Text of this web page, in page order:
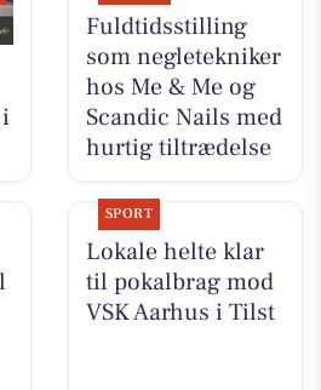
Fuldtidsstilling
som negletekniker
hos Me & Me og
Scandic Nails med
hurtig tiltrædelse
SPORT
Lokale helte klar
til pokalbrag mod
VSK Aarhus i Tilst